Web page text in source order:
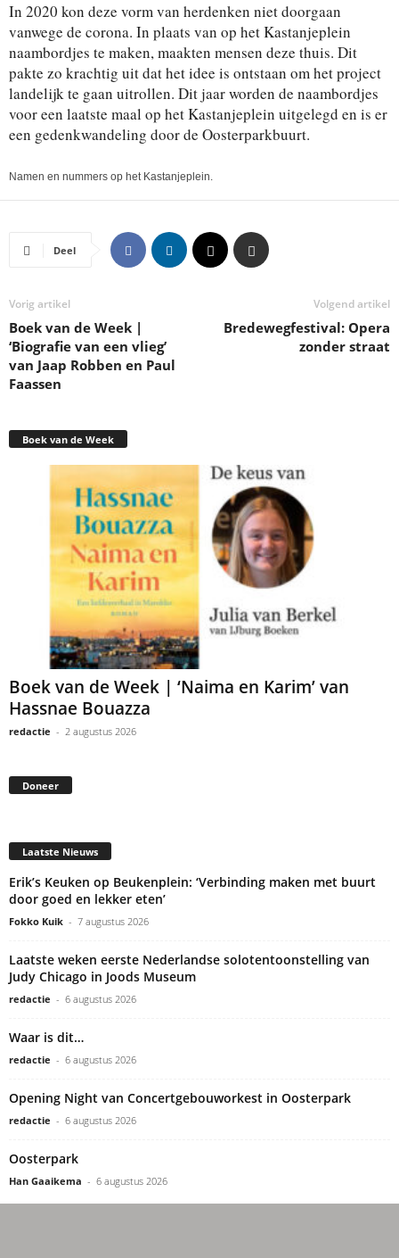
In 2020 kon deze vorm van herdenken niet doorgaan
vanwege de corona. In plaats van op het Kastanjeplein
naambordjes te maken, maakten mensen deze thuis. Dit
pakte zo krachtig uit dat het idee is ontstaan om het project
landelijk te gaan uitrollen. Dit jaar worden de naambordjes
voor een laatste maal op het Kastanjeplein uitgelegd en is er
een gedenkwandeling door de Oosterparkbuurt.
Namen en nummers op het Kastanjeplein.
Deel
Vorig artikel
Boek van de Week |
‘Biografie van een vlieg’
van Jaap Robben en Paul
Faassen
Volgend artikel
Bredewegfestival: Opera
zonder straat
Boek van de Week
Boek van de Week | ‘Naima en Karim’ van
Hassnae Bouazza
redactie - 2 augustus 2026
Doneer
Laatste Nieuws
Erik’s Keuken op Beukenplein: ‘Verbinding maken met buurt
door goed en lekker eten’
Fokko Kuik - 7 augustus 2026
Laatste weken eerste Nederlandse solotentoonstelling van
Judy Chicago in Joods Museum
redactie - 6 augustus 2026
Waar is dit…
redactie - 6 augustus 2026
Opening Night van Concertgebouworkest in Oosterpark
redactie - 6 augustus 2026
Oosterpark
Han Gaaikema - 6 augustus 2026